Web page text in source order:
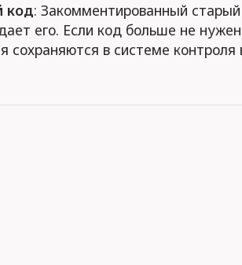
код: Закомментированный
его. Если код больше не
сохраняются в системе контроля